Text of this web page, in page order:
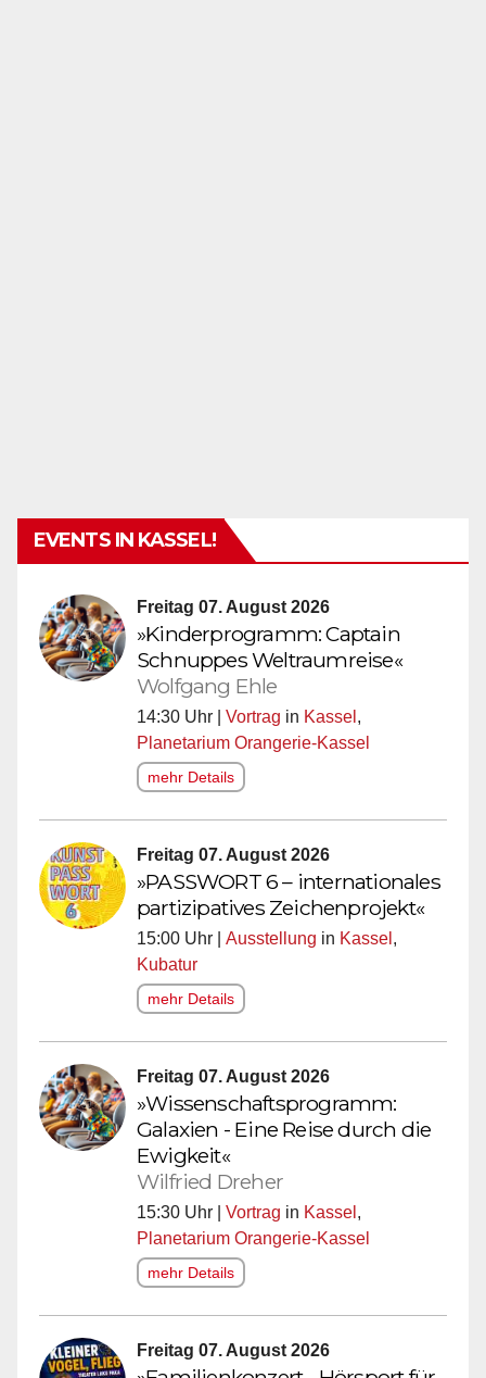
EVENTS IN KASSEL!
Freitag 07. August 2026
»Kinderprogramm: Captain
Schnuppes Weltraumreise«
Wolfgang Ehle
14:30 Uhr | Vortrag in Kassel ,
Planetarium Orangerie-Kassel
mehr Details
Freitag 07. August 2026
»PASSWORT 6 – internationales
partizipatives Zeichenprojekt«
15:00 Uhr | Ausstellung in Kassel ,
Kubatur
mehr Details
Freitag 07. August 2026
»Wissenschaftsprogramm:
Galaxien - Eine Reise durch die
Ewigkeit«
Wilfried Dreher
15:30 Uhr | Vortrag in Kassel ,
Planetarium Orangerie-Kassel
mehr Details
Freitag 07. August 2026